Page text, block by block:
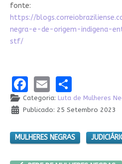
fonte:
https://
negra-e-de-origem-indigena-
stf/
Facebook
EmailShare
Categoria: Luta de Mulheres
Publicado: 25 Setembro 2023
MULHERES NEGRAS